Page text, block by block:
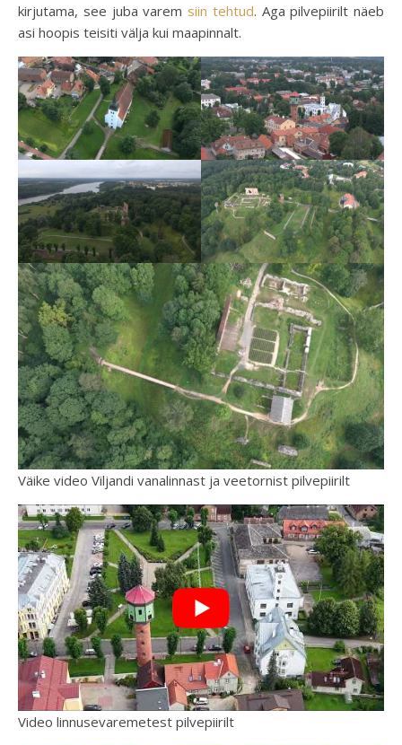
kirjutama, see juba varem siin tehtud. Aga pilvepiirilt näeb
asi hoopis teisiti välja kui maapinnalt.
Väike video Viljandi vanalinnast ja veetornist pilvepiirilt
Video linnusevaremetest pilvepiirilt